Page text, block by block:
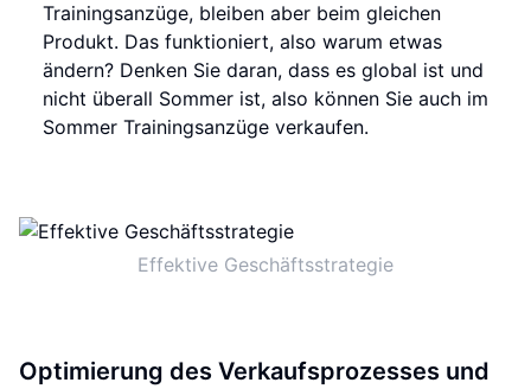
Trainingsanzüge, bleiben aber beim gleichen
Produkt. Das funktioniert, also warum etwas
ändern? Denken Sie daran, dass es global ist und
nicht überall Sommer ist, also können Sie auch im
Sommer Trainingsanzüge verkaufen.
Effektive Geschäftsstrategie
Optimierung des Verkaufsprozesses und